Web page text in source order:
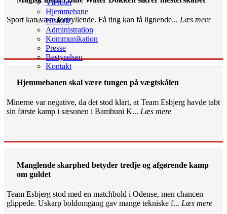
Værdier
Hjemmebane
Historie
Administration
Kommunikation
Presse
Bestyrelsen
Kontakt
Sport kan være fortryllende. Få ting kan få lignende... Læs mere
Hjemmebanen skal være tungen på vægtskålen
Minerne var negative, da det stod klart, at Team Esbjerg havde tabt
sin første kamp i sæsonen i Bambuni K... Læs mere
Manglende skarphed betyder tredje og afgørende kamp
om guldet
Team Esbjerg stod med en matchbold i Odense, men chancen
glippede. Uskarp boldomgang gav mange tekniske f... Læs mere